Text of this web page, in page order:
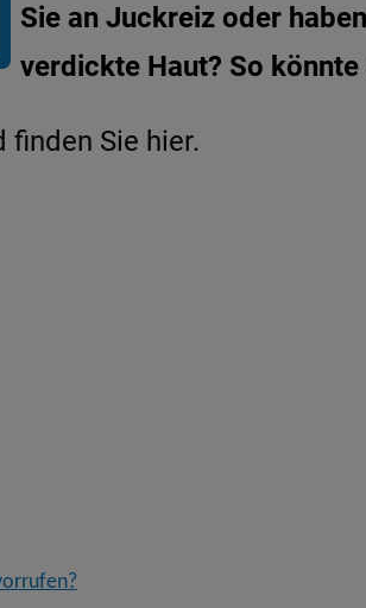
Sie an Juckreiz oder
verdickte Haut? So
Sie hier.